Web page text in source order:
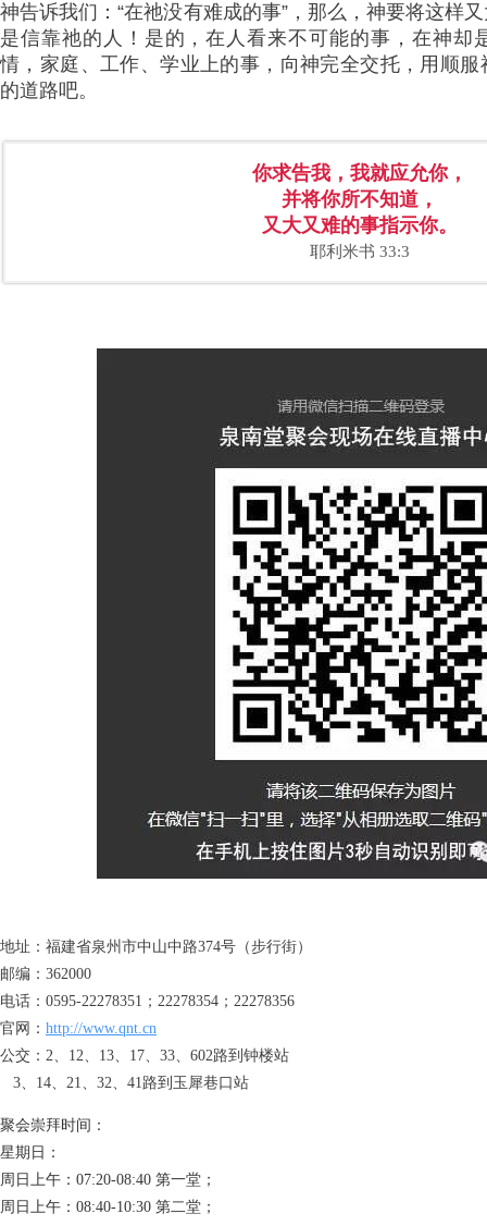
神告诉我们：“在祂没有难成的事”，那么，神要将这样
是信靠祂的人！是的，在人看来不可能的事，在神却
情，家庭、工作、学业上的事，向神完全交托，用顺
的道路吧。
你求告我，我就应允你，
并将你所不知道，
又大又难的事指示你。
耶利米书 33:3
地址：福建省泉州市中山中路374号（步行街）
邮编：362000
电话：0595-22278351；22278354；22278356
官网： http://www.qnt.cn
公交：2、12、13、17、33、602路到钟楼站
3、14、21、32、41路到玉犀巷口站
聚会崇拜时间：
星期日：
周日上午：07:20-08:40 第一堂；
周日上午：08:40-10:30 第二堂；